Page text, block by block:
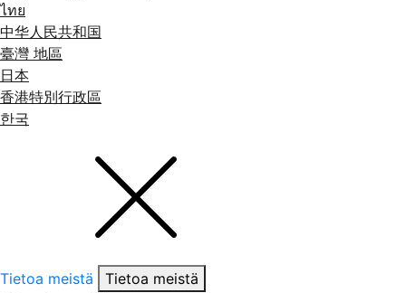
ไทย
中华人民共和国
臺灣 地區
日本
香港特別行政區
한국
Tietoa meistä
Tietoa meistä